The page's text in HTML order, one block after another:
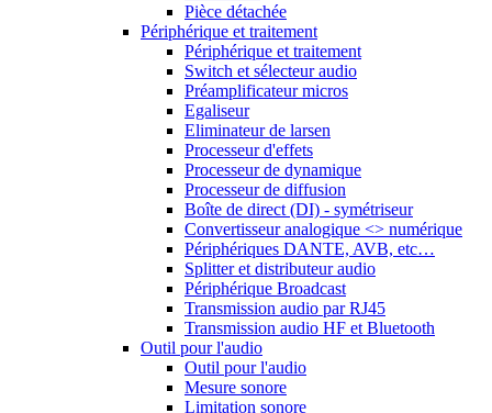
Pièce détachée
Périphérique et traitement
Périphérique et traitement
Switch et sélecteur audio
Préamplificateur micros
Egaliseur
Eliminateur de larsen
Processeur d'effets
Processeur de dynamique
Processeur de diffusion
Boîte de direct (DI) - symétriseur
Convertisseur analogique <> numérique
Périphériques DANTE, AVB, etc…
Splitter et distributeur audio
Périphérique Broadcast
Transmission audio par RJ45
Transmission audio HF et Bluetooth
Outil pour l'audio
Outil pour l'audio
Mesure sonore
Limitation sonore